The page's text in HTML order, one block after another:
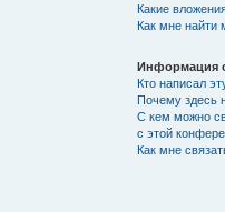
Какие
Как мне найти
Информация
Кто написал
Почему здесь
С кем можно
с этой
Как мне